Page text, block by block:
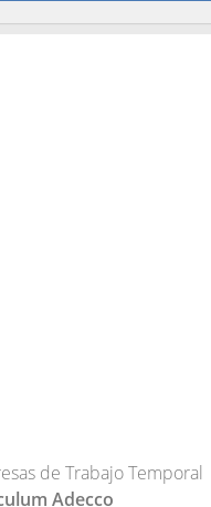
de Trabajo Temporal
Adecco